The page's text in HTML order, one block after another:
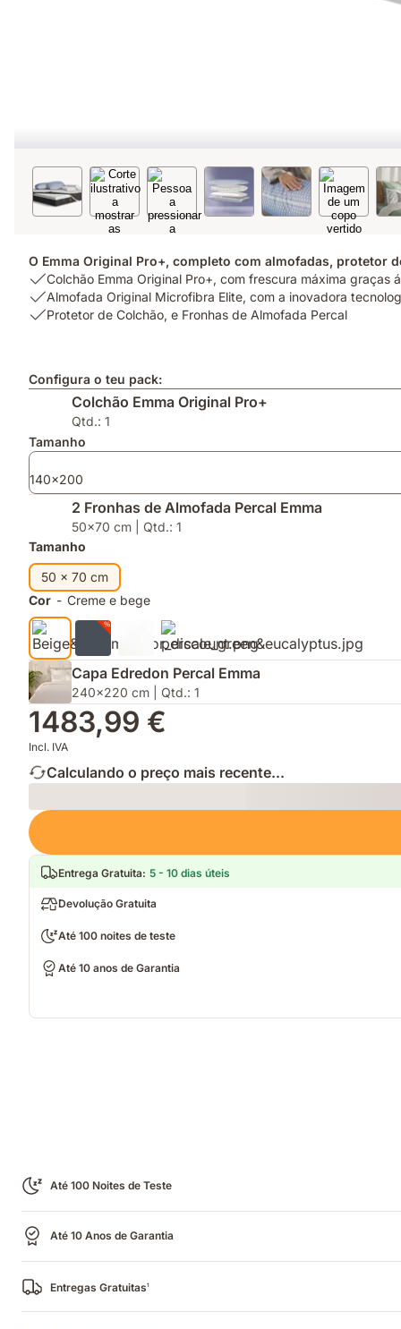
O Emma Original Pro+, completo com almofadas, protetor
USP
1:
Colchão
com
frescura
máxima
graças
á
tecnologia
Thermosync™
Colchão Emma Original Pro+, com frescura máxima graças
USP
2:
Elite,
inovadora
tecnologia
AirGrid®
Almofada Original Microfibra Elite, com a inovadora
USP
Colchão,
Fronhas
de
Almofada
Percal
Protetor de Colchão, e Fronhas de Almofada Percal
Configura o teu pack:
Colchão Emma Original Pro+
Qtd.: 1
Tamanho
140x200
2 Fronhas de Almofada Percal Emma
50x70 cm | Qtd.: 1
Tamanho
50 x 70 cm
Cor - Creme e bege
Capa Edredon Percal Emma
240x220 cm | Qtd.: 1
1483,99 €
Incl. IVA
Calculando o preço mais recente...
Loading
Entrega Gratuita: 5 - 10 dias úteis
Devolução Gratuita
Até 100 noites de teste
Até 10 anos de Garantia
Até 100 Noites de Teste
Até 10 Anos de Garantia
Entregas Gratuitas1